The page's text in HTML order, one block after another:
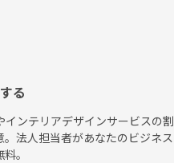
る
ンテリアデザインサービスの割
法人担当者があなたのビジネス
。